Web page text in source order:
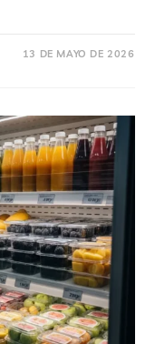
13 DE MAYO DE 2026